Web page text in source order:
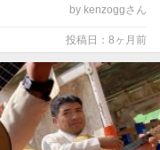
by kenzoggさん
投稿日：8ヶ月前